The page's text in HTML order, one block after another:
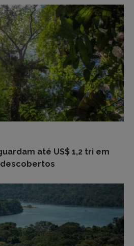
até US$ 1,2 tri em